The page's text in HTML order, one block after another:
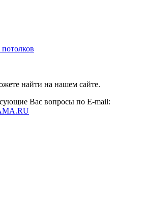
найти на нашем сайте.
Вас вопросы по E-mail: